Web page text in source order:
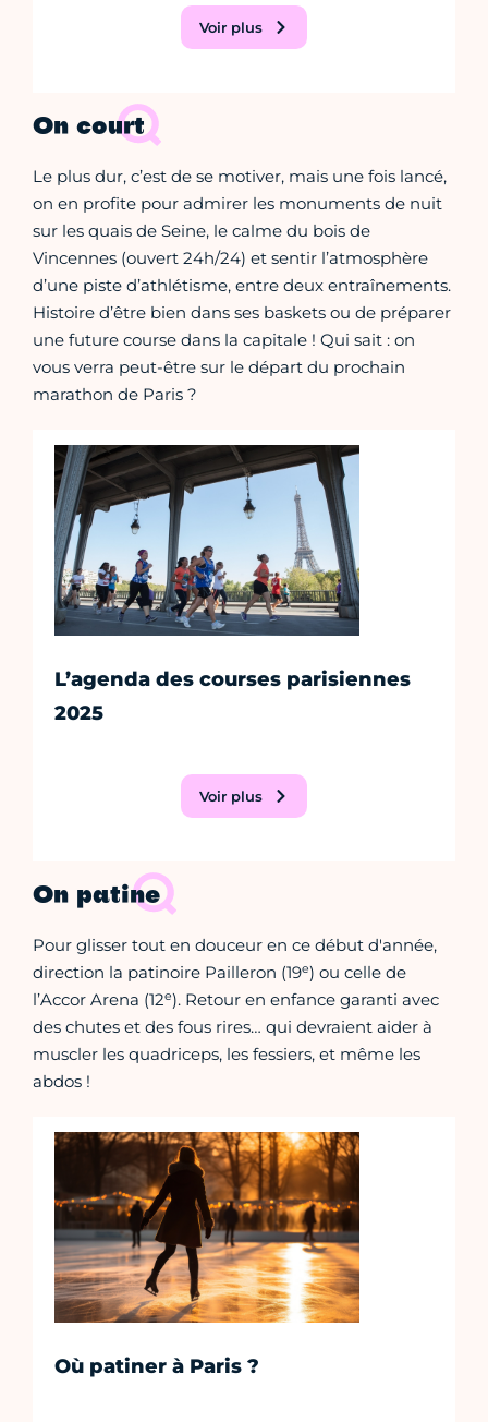
Voir plus
On court
Le plus dur, c’est de se motiver, mais une fois lancé,
on en profite pour admirer les monuments de nuit
sur les quais de Seine, le calme du bois de
Vincennes (ouvert 24h/24) et sentir l’atmosphère
d’une piste d’athlétisme, entre deux entraînements.
Histoire d’être bien dans ses baskets ou de préparer
une future course dans la capitale ! Qui sait : on
vous verra peut-être sur le départ du prochain
marathon de Paris ?
L’agenda des courses parisiennes
2025
Voir plus
On patine
Pour glisser tout en douceur en ce début d'année,
direction la patinoire Pailleron (19e) ou celle de
l’Accor Arena (12e). Retour en enfance garanti avec
des chutes et des fous rires… qui devraient aider à
muscler les quadriceps, les fessiers, et même les
abdos !
Où patiner à Paris ?